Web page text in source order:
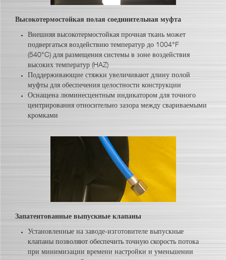
Высокотермостойкая полая соединительная муфта
Внешняя высокотермостойкая прочная ткань может
подвергаться воздействию температур до 1004°F
(540°C) для размещения системы в зоне воздействия
высоких температур (HAZ)
Поддерживающие стяжки увеличивают длину полой
муфты для обеспечения целостности конструкции
Оснащена люминесцентным индикатором для точного
центрирования относительно зазора между свариваемыми
кромками
Запатентованные выпускные клапаны
Установленные на заводе-изготовителе выпускные
клапаны позволяют обеспечить точную скорость потока
при минимизации времени настройки и уменьшении